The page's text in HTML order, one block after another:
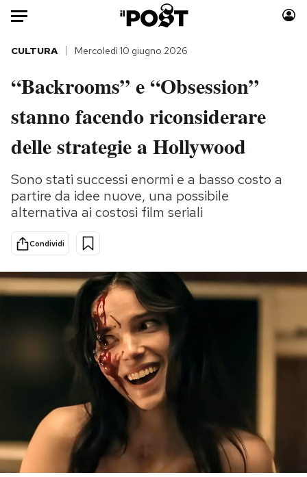
Auto
HOME
Italia
Politica
Tecnologia
Internet
Scienza
Cultura
Economia
Sport
Moda
Consumismi
Storie/Idee
Ok Boomer!
Media
Mondiali calcio 2026
I MIEI PREFERITI
CULTURA Mercoledì 10 giugno 2026
“Backrooms” e “Obsession”
stanno facendo riconsiderare
delle strategie a Hollywood
Sono stati successi enormi e a basso costo a
partire da idee nuove, una possibile
alternativa ai costosi film seriali
Condividi